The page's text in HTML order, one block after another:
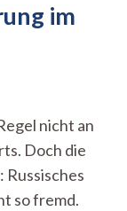
im
nicht an
Doch die
so fremd.